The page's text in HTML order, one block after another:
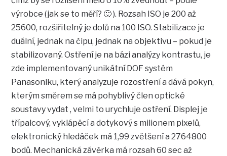
výrobce (jak se to měří? 🙂 ). Rozsah ISO je 200 až
25600, rozšiřitelný je dolů na 100 ISO. Stabilizace je
duální, jednak na čipu, jednak na objektivu – pokud je
stabilizovaný. Ostření je na bázi analýzy kontrastu, je
zde implementovaný unikátní DOF systém
Panasoniku, který analyzuje rozostření a dává pokyn,
kterým směrem se má pohyblivý člen optické
soustavy vydat , velmi to urychluje ostření. Displej je
třípalcový, vyklápěcí a dotykový s milionem pixelů,
elektronický hledáček má 1,99 zvětšení a 2764800
bodů. Mechanická závěrka má rozsah 60 sec až